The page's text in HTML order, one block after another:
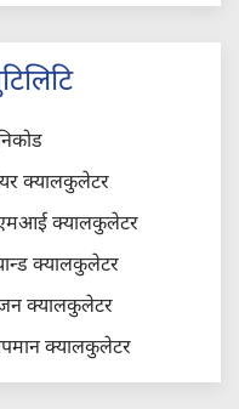
क्यालकुलेटर
क्यालकुलेटर
क्यालकुलेटर
क्यालकुलेटर
क्यालकुलेटर